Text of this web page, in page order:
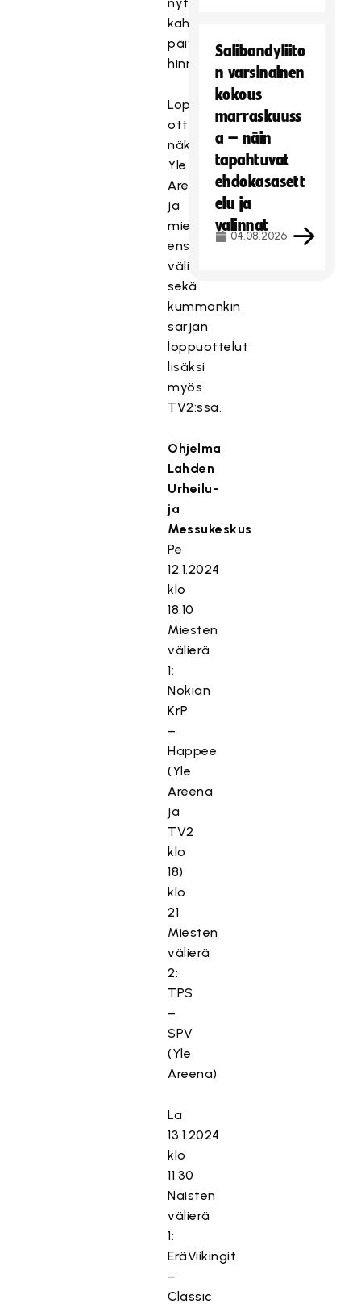
kahden
päivän
hinnalla.
Loppuhuipentuman
ottelut
näkyvät
Yle
Areenassa
ja
miesten
ensimmäinen
välierä
sekä
kummankin
sarjan
loppuottelut
lisäksi
myös
TV2:ssa.
Ohjelma
Lahden
Urheilu-
ja
Messukeskus
Pe
12.1.2024
klo
18.10
Miesten
välierä
1:
Nokian
KrP
–
Happee
(Yle
Areena
ja
TV2
klo
18)
klo
21
Miesten
välierä
2:
TPS
–
SPV
(Yle
Areena)
La
13.1.2024
klo
11.30
Naisten
välierä
1:
EräViikingit
–
Classic
Salibandyliito
n varsinainen
kokous
marraskuuss
a – näin
tapahtuvat
ehdokasasett
elu ja
valinnat
04.08.2026